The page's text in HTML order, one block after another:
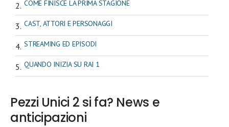
COME FINISCE LA PRIMA STAGIONE
CAST, ATTORI E PERSONAGGI
STREAMING ED EPISODI
QUANDO INIZIA SU RAI 1
Pezzi Unici 2 si fa? News e
anticipazioni